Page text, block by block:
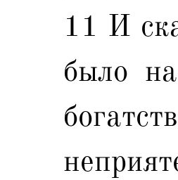
11 И
было